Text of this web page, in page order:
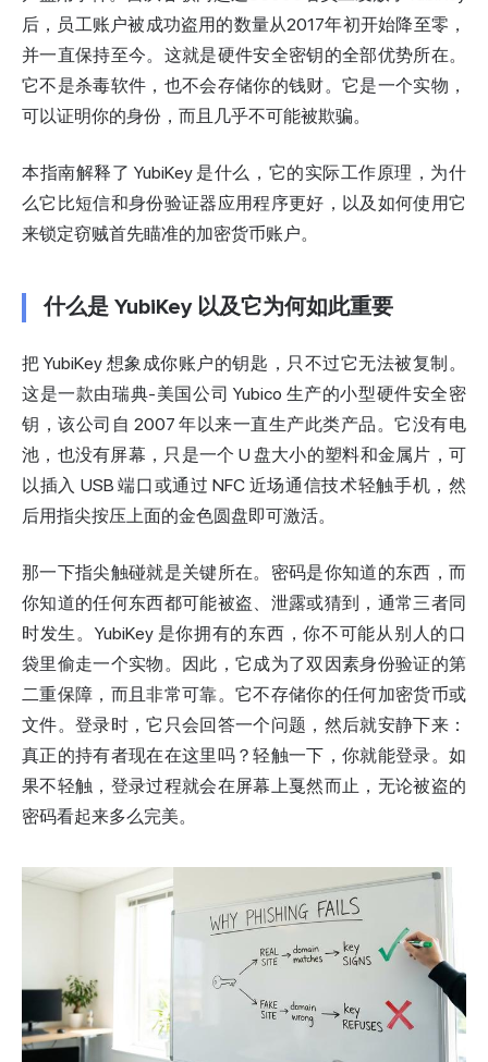
后，员工账户被成功盗用的数量从2017年初开始降至零，
并一直保持至今。这就是硬件安全密钥的全部优势所在。
它不是杀毒软件，也不会存储你的钱财。它是一个实物，
可以证明你的身份，而且几乎不可能被欺骗。
本指南解释了 YubiKey 是什么，它的实际工作原理，为什
么它比短信和身份验证器应用程序更好，以及如何使用它
来锁定窃贼首先瞄准的加密货币账户。
什么是 YubiKey 以及它为何如此重要
把 YubiKey 想象成你账户的钥匙，只不过它无法被复制。
这是一款由瑞典-美国公司 Yubico 生产的小型硬件安全密
钥，该公司自 2007 年以来一直生产此类产品。它没有电
池，也没有屏幕，只是一个 U 盘大小的塑料和金属片，可
以插入 USB 端口或通过 NFC 近场通信技术轻触手机，然
后用指尖按压上面的金色圆盘即可激活。
那一下指尖触碰就是关键所在。密码是你知道的东西，而
你知道的任何东西都可能被盗、泄露或猜到，通常三者同
时发生。YubiKey 是你拥有的东西，你不可能从别人的口
袋里偷走一个实物。因此，它成为了双因素身份验证的第
二重保障，而且非常可靠。它不存储你的任何加密货币或
文件。登录时，它只会回答一个问题，然后就安静下来：
真正的持有者现在在这里吗？轻触一下，你就能登录。如
果不轻触，登录过程就会在屏幕上戛然而止，无论被盗的
密码看起来多么完美。